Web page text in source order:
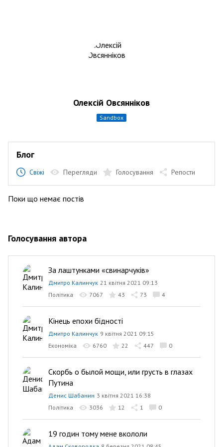
Олексій Овсянніков
sandbox
Блог
Свіжі Перегляди Голосування Репости
Поки що немає постів
Голосування автора
За лаштунками «свинарчуків»
Дмитро Калинчук 21 квітня 2021 09:13
Політика
7067 43 73 4
Кінець епохи бідності
Дмитро Калинчук 9 квітня 2021 09:15
Економіка
6760 22 447 0
Скорбь о былой мощи, или грусть в глазах
Путина
Денис Шабанин 3 квітня 2021 16:38
Політика
3036 12 1 0
19 годин тому мене вкололи